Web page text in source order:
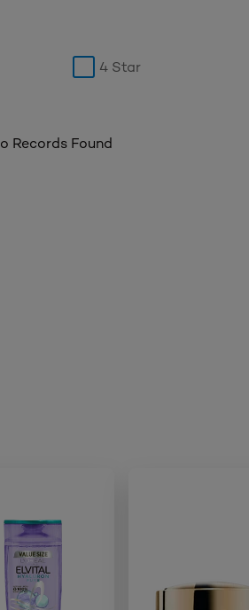
4 Star
Records Found